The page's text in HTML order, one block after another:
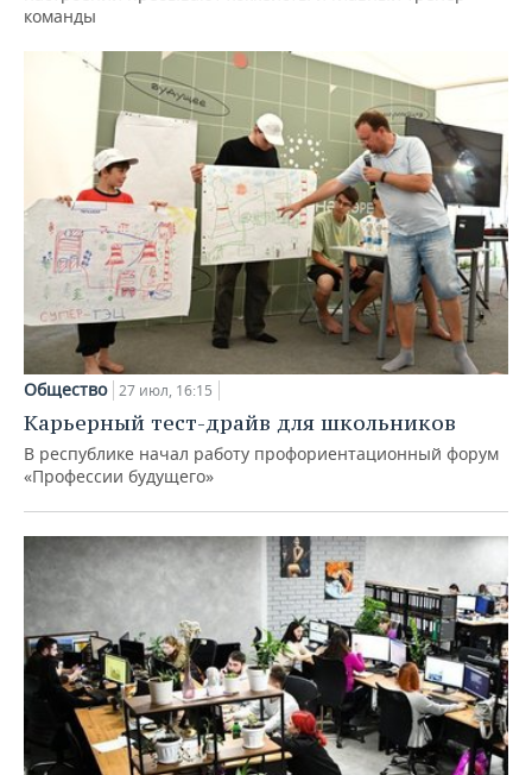
команды
Общество 27 июл, 16:15
Карьерный тест-драйв для школьников
В республике начал работу профориентационный форум
«Профессии будущего»